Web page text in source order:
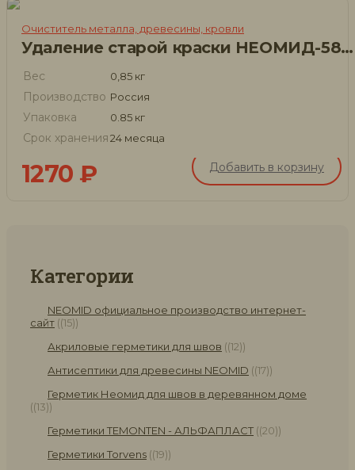
Очиститель металла, древесины, кровли
Удаление старой краски НЕОМИД-580 с металла
Вес 0,85 кг
Производство Россия
Упаковка 0.85 кг
Срок хранения24 месяца
1270 ₽ Добавить в корзину
Категории
NEOMID официальное производство интернет-
сайт (15)
Акриловые герметики для швов (12)
Антисептики для древесины NEOMID (17)
Герметик Неомид для швов в деревянном доме
(13)
Герметики TEMONTEN - АЛЬФАПЛАСТ (20)
Герметики Torvens (19)